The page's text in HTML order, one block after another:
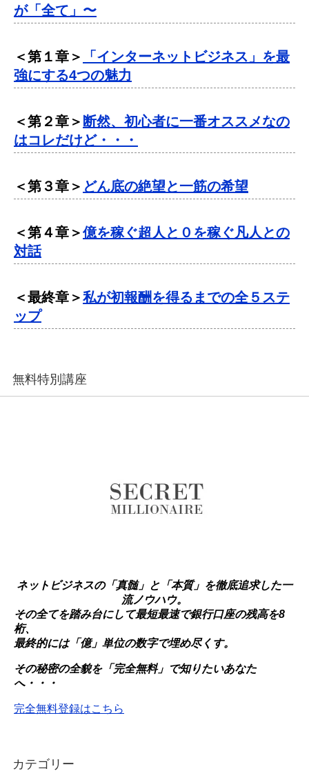
が「全て」〜
＜第１章＞
「インターネットビジネス」を最
強にする4つの魅力
＜第２章＞ 断然、初心者に一番オススメなの
はコレだけど・・・
＜第３章＞ どん底の絶望と一筋の希望
＜第４章＞億を稼ぐ超人と０を稼ぐ凡人との
対話
＜最終章＞私が初報酬を得るまでの全５ステ
ップ
無料特別講座
ネットビジネスの「真髄」と「本質」を徹底追求した一
流ノウハウ。
その全てを踏み台にして最短最速で銀行口座の残高を8
桁、
最終的には「億」単位の数字で埋め尽くす。
その秘密の全貌を「完全無料」で知りたいあなた
へ・・・
完全無料登録はこちら
カテゴリー